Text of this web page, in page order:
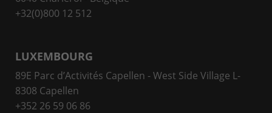
+32(0)800 12 512
LUXEMBOURG
89E Parc d’Activités Capellen - West Side Village L-
8308 Capellen
+352 26 59 06 86